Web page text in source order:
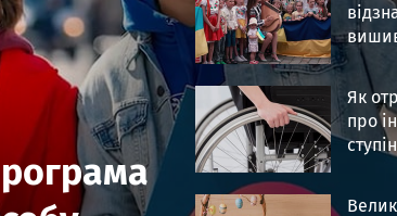
Посилання відкриється
Посилання відкриється
Як
про